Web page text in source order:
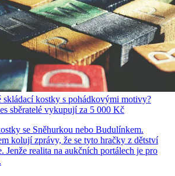
skládací kostky s pohádkovými motivy?
sběratelé vykupují za 5 000 Kč
se Sněhurkou nebo Budulínkem.
kolují zprávy, že se tyto hračky z dětství
Jenže realita na aukčních portálech je pro